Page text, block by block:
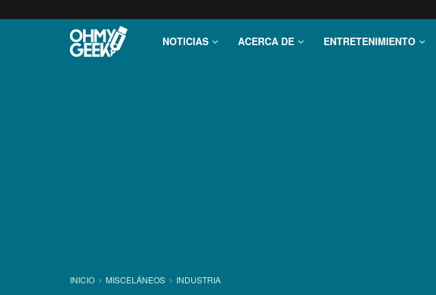
NOTICIAS ACERCA DE ENTRETENIMIENTO
INICIO MISCELÁNEOS INDUSTRIA